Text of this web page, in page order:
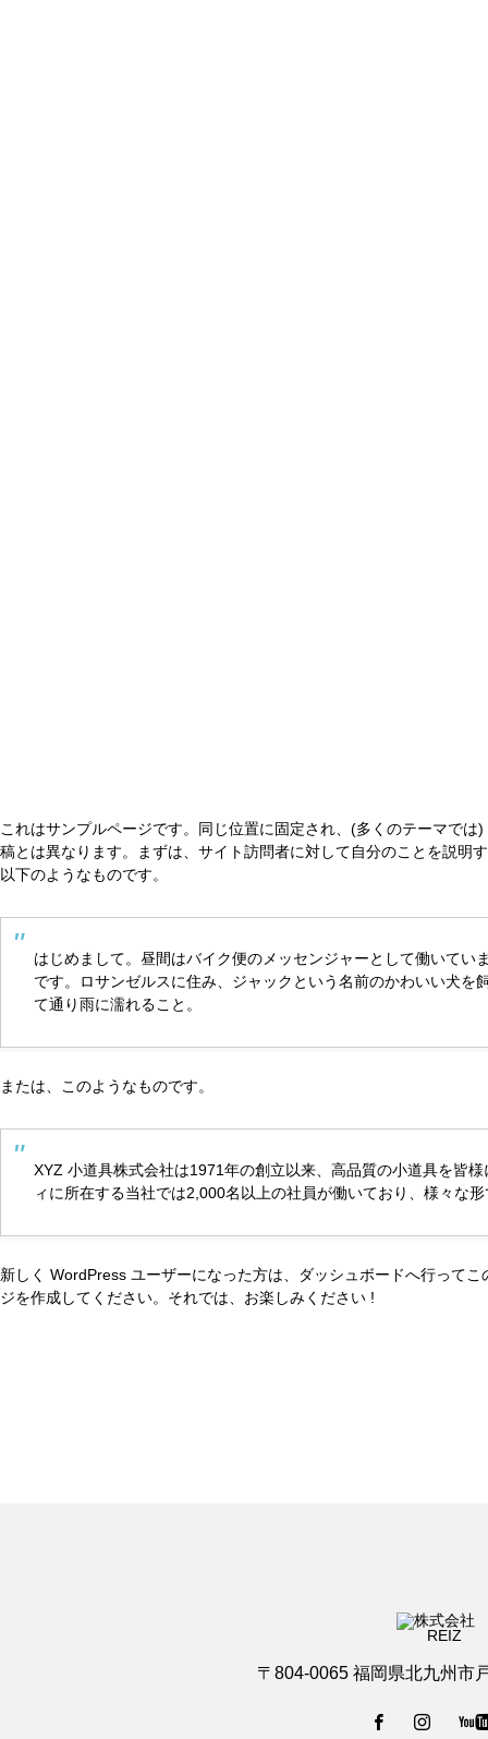
これはサンプルページです。同じ位置に固定され、(多くのテーマで
稿とは異なります。まずは、サイト訪問者に対して自分のことを説明
以下のようなものです。
はじめまして。昼間はバイク便のメッセンジャーとして働いてい
です。ロサンゼルスに住み、ジャックという名前のかわいい犬を
て通り雨に濡れること。
または、このようなものです。
XYZ 小道具株式会社は1971年の創立以来、高品質の小道具を皆
ィに所在する当社では2,000名以上の社員が働いており、様々な
新しく WordPress ユーザーになった方は、 ダッシュボードへ行ってこ
ジを作成してください。それでは、お楽しみください !
〒804-0065 福岡県北九州市